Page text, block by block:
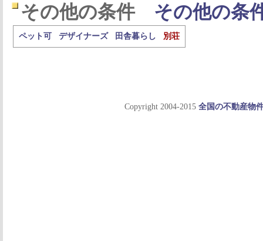
その他の条件 その他の条
ペット可 デザイナーズ 田舎暮らし 別荘
Copyright 2004-2015 全国の不動産物